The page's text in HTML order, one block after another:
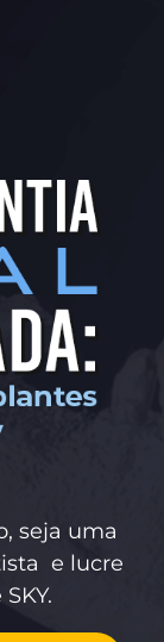
seja uma
e lucre